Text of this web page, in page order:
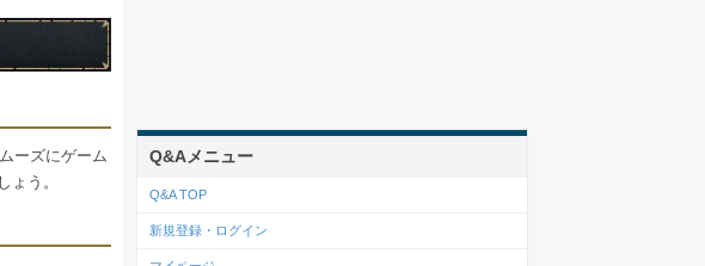
ーズにゲーム
ょう。
Q&Aメニュー
Q&A TOP
新規登録・ログイン